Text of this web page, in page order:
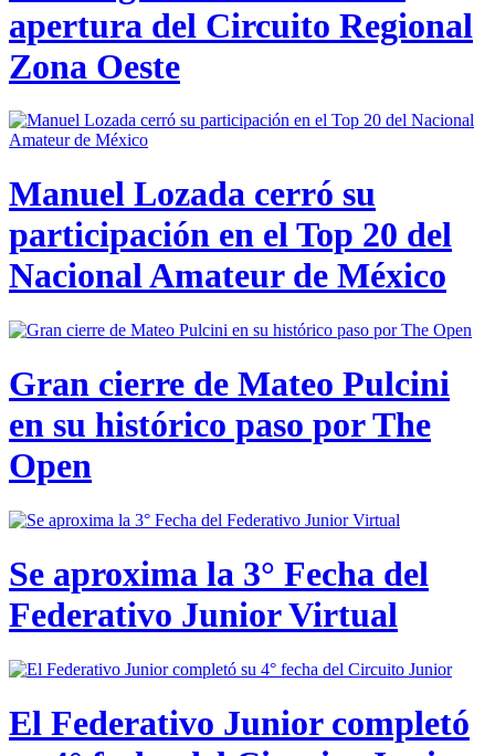
apertura del Circuito Regional
Zona Oeste
Manuel Lozada cerró su
participación en el Top 20 del
Nacional Amateur de México
Gran cierre de Mateo Pulcini
en su histórico paso por The
Open
Se aproxima la 3° Fecha del
Federativo Junior Virtual
El Federativo Junior completó